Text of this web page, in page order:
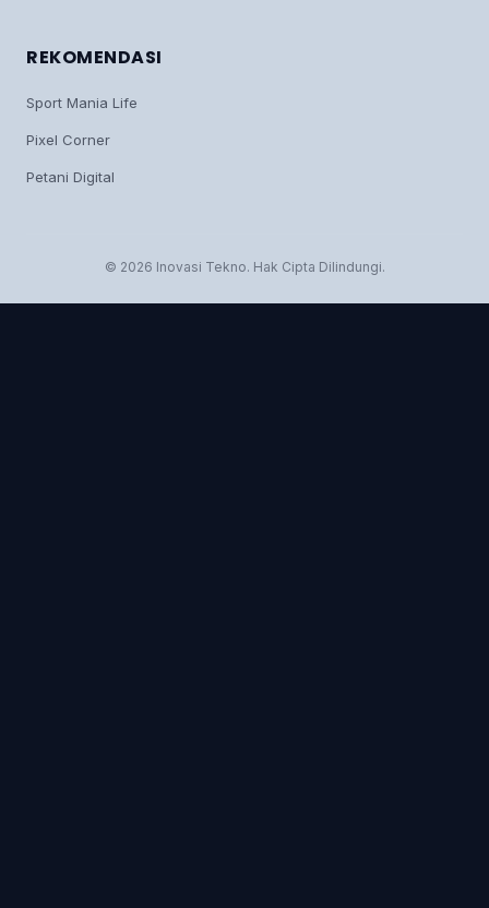
REKOMENDASI
Sport Mania Life
Pixel Corner
Petani Digital
© 2026 Inovasi Tekno. Hak Cipta Dilindungi.